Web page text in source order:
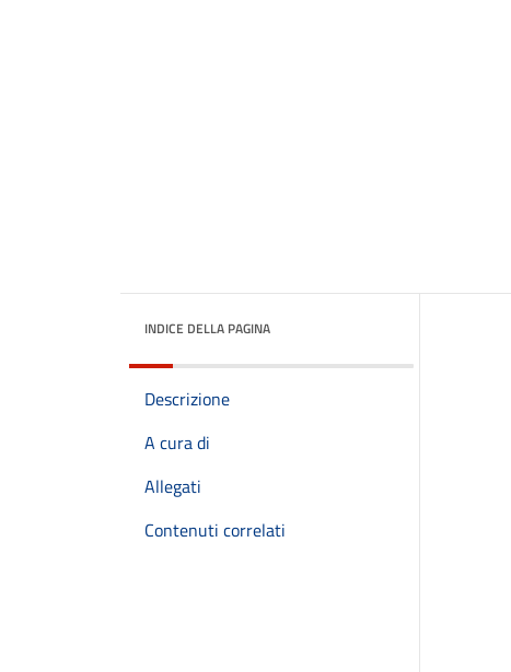
INDICE DELLA PAGINA
Descrizione
A cura di
Allegati
Contenuti correlati